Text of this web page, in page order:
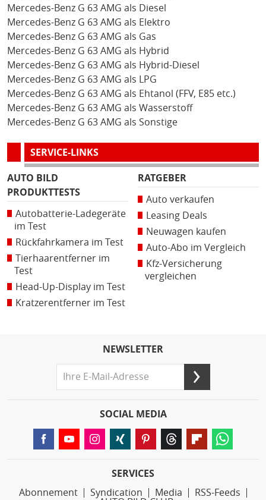
Mercedes-Benz G 63 AMG als Diesel
Mercedes-Benz G 63 AMG als Elektro
Mercedes-Benz G 63 AMG als Gas
Mercedes-Benz G 63 AMG als Hybrid
Mercedes-Benz G 63 AMG als Hybrid-Diesel
Mercedes-Benz G 63 AMG als LPG
Mercedes-Benz G 63 AMG als Ehtanol (FFV, E85 etc.)
Mercedes-Benz G 63 AMG als Wasserstoff
Mercedes-Benz G 63 AMG als Sonstige
SERVICE-LINKS
AUTO BILD
PRODUKTTESTS
Autobatterie-Ladegeräte
im Test
Rückfahrkamera im Test
Tierhaarentferner im
Test
Head-Up-Display im Test
Kratzerentferner im Test
RATGEBER
Auto verkaufen
Leasing Deals
Neuwagen kaufen
Auto-Abo im Vergleich
Kfz-Versicherung
vergleichen
NEWSLETTER
SOCIAL MEDIA
SERVICES
Abonnement
Syndication Media
RSS-Feeds